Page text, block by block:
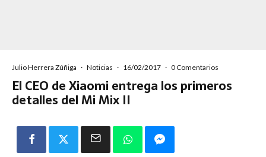
Julio Herrera Zúñiga · Noticias · 16/02/2017 · 0 Comentarios
El CEO de Xiaomi entrega los primeros
detalles del Mi Mix II